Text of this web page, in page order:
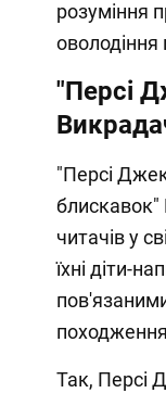
розуміння
оволодіння
"Персі
"Персі
блискавок"
читачів у
їхні діти-
Так, Персі